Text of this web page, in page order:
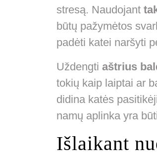
stresą. Naudojant
būtų pažymėtos
padėti katei naršyti
Uždengti aštrius
tokių kaip laiptai ar
didina katės
namų aplinka yra
Išlaikant